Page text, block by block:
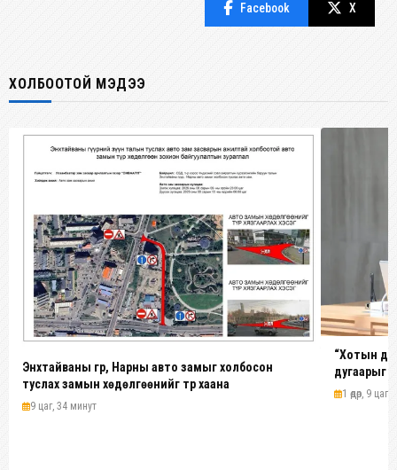
Facebook X
ХОЛБООТОЙ МЭДЭЭ
Энхтайваны гүүр, Нарны авто замыг холбосон
туслах замын хөдөлгөөнийг түр хаана
9 цаг, 34 минут
“Хотын
дугаарыг
эхэлнэ
1 өдөр, 9 цаг